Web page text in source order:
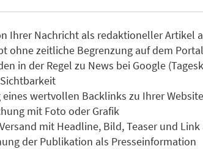
Ihrer Nachricht als redaktioneller Artikel
ohne zeitliche Begrenzung auf dem Portal
in der Regel zu News bei Google
wertvollen Backlinks zu Ihrer
mit Foto oder Grafik
mit Headline, Bild, Teaser und
der Publikation als Presseinformation